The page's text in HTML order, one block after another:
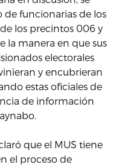
de funcionarias de los
los precintos 006 y
la manera en que sus
electorales
y encubrieran
estas oficiales de
de información
que el MUS tiene
el proceso de